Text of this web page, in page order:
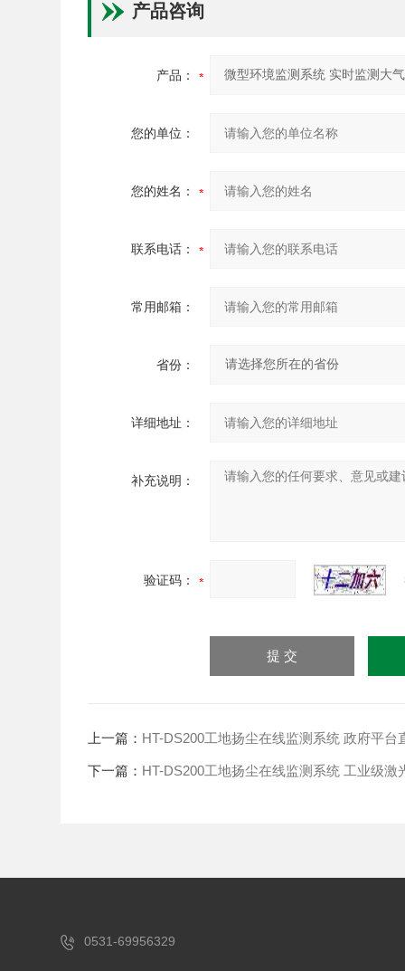
产品咨询
产品：
您的单位：
您的姓名：
联系电话：
常用邮箱：
省份：
详细地址：
补充说明：
验证码：
上一篇： HT-DS200工地扬尘在线监测系统 政府平台
下一篇： HT-DS200工地扬尘在线监测系统 工业级激
0531-69956329